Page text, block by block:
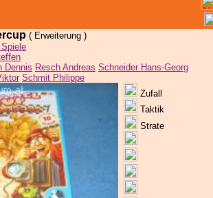
( Erweiterung )
Dennis Resch Andreas Schneider Hans-Georg
Schmit Philippe
Zufall
Taktik
Strate